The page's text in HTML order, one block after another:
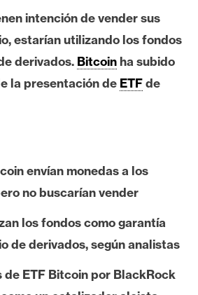
intención de vender sus
estarían utilizando los fondos
derivados. Bitcoinha subido
la presentación de ETFde
envían monedas a los
no buscarían vender
los fondos como garantía
de derivados, según analistas
de ETF Bitcoin por BlackRock